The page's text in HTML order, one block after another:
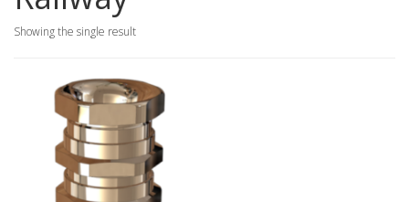
Showing the single result